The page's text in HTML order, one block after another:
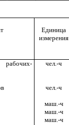
Единица
измерения
чел.-ч
чел.-ч
маш.-ч
маш.-ч
маш.-ч